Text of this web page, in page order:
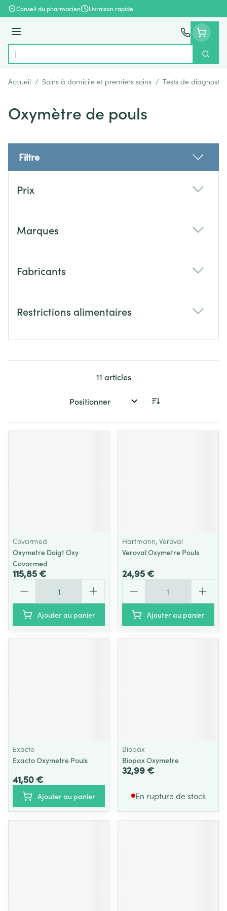
Aller au contenu
Conseil du pharmacien Livraison rapide
Menu
Rechercher
Accueil / Soins à domicile et premiers soins / Tests de diagnostic
Oxymètre de pouls
Filtre
Prix
Marques
Fabricants
Restrictions alimentaires
11 articles
Trier par:
Covarmed
Oxymetre Doigt Oxy
Covarmed
115,85 €
Ajouter au panier
Hartmann, Veroval
Veroval Oxymetre Pouls
24,95 €
Ajouter au panier
Exacto
Exacto Oxymetre Pouls
41,50 €
Ajouter au panier
Biopax
Biopax Oxymetre
32,99 €
En rupture de stock